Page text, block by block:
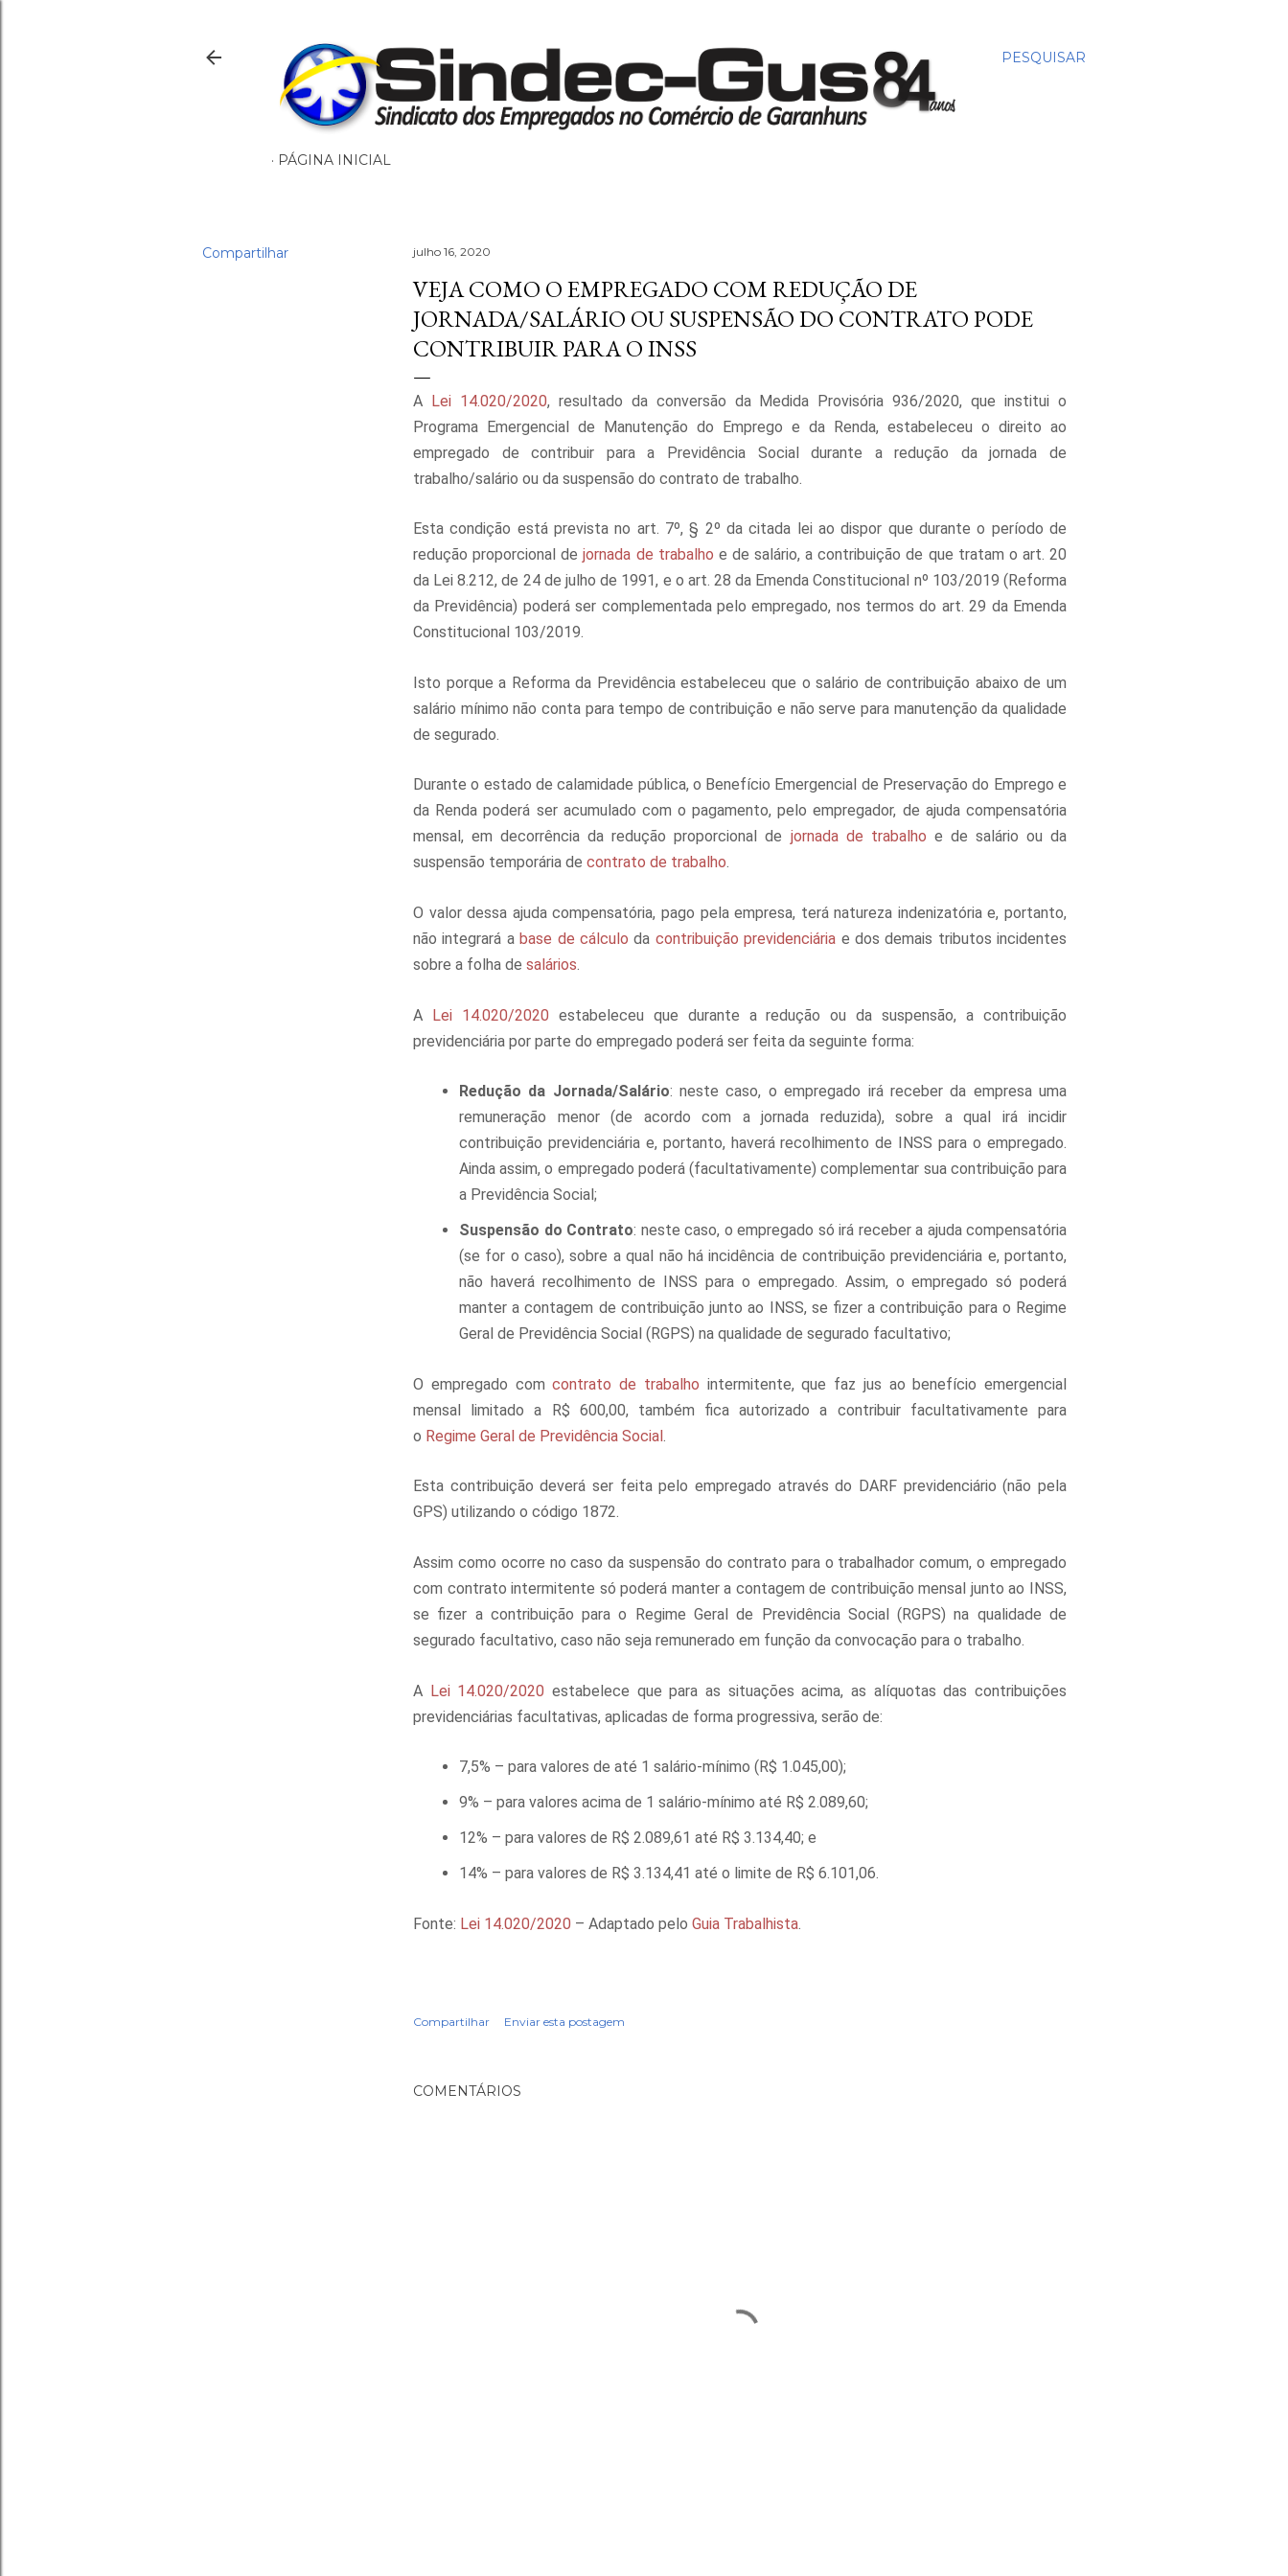
PESQUISAR
PÁGINA INICIAL
Compartilhar julho 16, 2020
VEJA COMO O EMPREGADO COM REDUÇÃO DE
JORNADA/SALÁRIO OU SUSPENSÃO DO CONTRATO PODE
CONTRIBUIR PARA O INSS
A Lei 14.020/2020, resultado da conversão da Medida Provisória 936/2020, que institui o
Programa Emergencial de Manutenção do Emprego e da Renda, estabeleceu o direito ao
empregado de contribuir para a Previdência Social durante a redução da jornada de
trabalho/salário ou da suspensão do contrato de trabalho.
Esta condição está prevista no art. 7º, § 2º da citada lei ao dispor que durante o período de
redução proporcional de jornada de trabalho e de salário, a contribuição de que tratam o art. 20
da Lei 8.212, de 24 de julho de 1991, e o art. 28 da Emenda Constitucional nº 103/2019 (Reforma
da Previdência) poderá ser complementada pelo empregado, nos termos do art. 29 da Emenda
Constitucional 103/2019.
Isto porque a Reforma da Previdência estabeleceu que o salário de contribuição abaixo de um
salário mínimo não conta para tempo de contribuição e não serve para manutenção da qualidade
de segurado.
Durante o estado de calamidade pública, o Benefício Emergencial de Preservação do Emprego e
da Renda poderá ser acumulado com o pagamento, pelo empregador, de ajuda compensatória
mensal, em decorrência da redução proporcional de jornada de trabalho e de salário ou da
suspensão temporária de contrato de trabalho.
O valor dessa ajuda compensatória, pago pela empresa, terá natureza indenizatória e, portanto,
não integrará a base de cálculo da contribuição previdenciária e dos demais tributos incidentes
sobre a folha de salários.
A Lei 14.020/2020 estabeleceu que durante a redução ou da suspensão, a contribuição
previdenciária por parte do empregado poderá ser feita da seguinte forma:
Redução da Jornada/Salário: neste caso, o empregado irá receber da empresa uma
remuneração menor (de acordo com a jornada reduzida), sobre a qual irá incidir
contribuição previdenciária e, portanto, haverá recolhimento de INSS para o empregado.
Ainda assim, o empregado poderá (facultativamente) complementar sua contribuição para
a Previdência Social;
Suspensão do Contrato: neste caso, o empregado só irá receber a ajuda compensatória
(se for o caso), sobre a qual não há incidência de contribuição previdenciária e, portanto,
não haverá recolhimento de INSS para o empregado. Assim, o empregado só poderá
manter a contagem de contribuição junto ao INSS, se fizer a contribuição para o Regime
Geral de Previdência Social (RGPS) na qualidade de segurado facultativo;
O empregado comcontrato de trabalho intermitente, que faz jus ao benefício emergencial
mensal limitado a R$ 600,00, também fica autorizado a contribuir facultativamente para
o Regime Geral de Previdência Social.
Esta contribuição deverá ser feita pelo empregado através do DARF previdenciário (não pela
GPS) utilizando o código 1872.
Assim como ocorre no caso da suspensão do contrato para o trabalhador comum, o empregado
com contrato intermitente só poderá manter a contagem de contribuição mensal junto ao INSS,
se fizer a contribuição para o Regime Geral de Previdência Social (RGPS) na qualidade de
segurado facultativo, caso não seja remunerado em função da convocação para o trabalho.
A Lei 14.020/2020 estabelece que para as situações acima, as alíquotas das contribuições
previdenciárias facultativas, aplicadas de forma progressiva, serão de:
7,5% – para valores de até 1 salário-mínimo (R$ 1.045,00);
9% – para valores acima de 1 salário-mínimo até R$ 2.089,60;
12% – para valores de R$ 2.089,61 até R$ 3.134,40; e
14% – para valores de R$ 3.134,41 até o limite de R$ 6.101,06.
Fonte: Lei 14.020/2020 – Adaptado pelo Guia Trabalhista
Compartilhar Enviar esta postagem
COMENTÁRIOS